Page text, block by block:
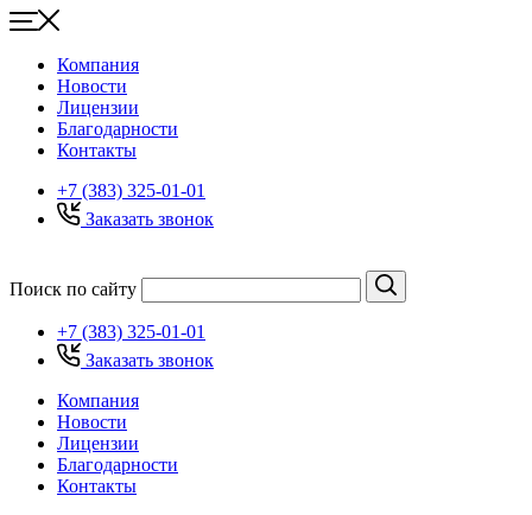
Компания
Новости
Лицензии
Благодарности
Контакты
+7 (383) 325-01-01
Заказать звонок
Поиск по сайту
+7 (383) 325-01-01
Заказать звонок
Компания
Новости
Лицензии
Благодарности
Контакты